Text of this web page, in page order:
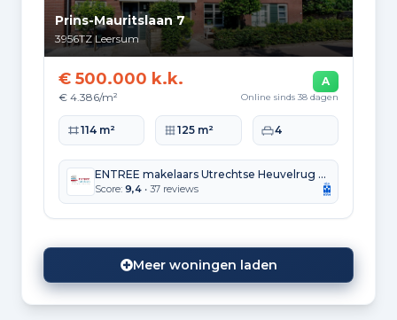
Prins-Mauritslaan 7
3956TZ Leersum
€ 500.000 k.k.
€ 4.386/m²
A
Online sinds 38 dagen
Woonoppervlakte
114 m² Perceeloppervlakte
125 m² Slaapkamers
4
ENTREE makelaars Utrechtse Heuvelrug b.v.
Score: 9,4 • 37 reviews
Meer woningen laden